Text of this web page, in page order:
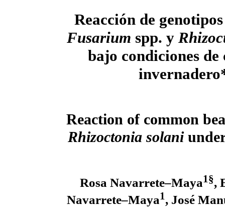
Reacción de
Fusarium spp. y
bajo condiciones de
Reaction of common
Rhizoctonia solani
Rosa Navarrete–Maya1§,
Navarrete–Maya1, José